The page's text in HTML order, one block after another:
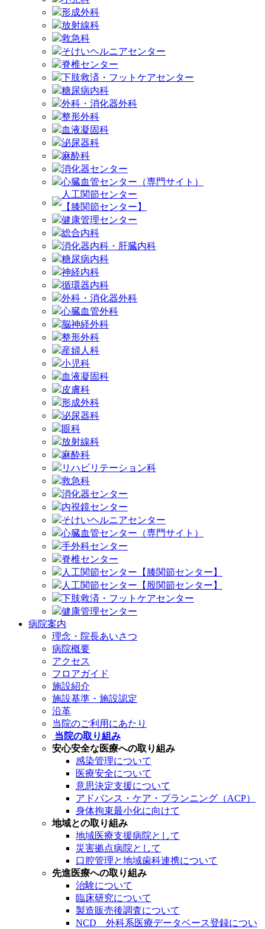
形成外科
放射線科
救急科
そけいヘルニアセンター
脊椎センター
下肢救済・フットケアセンター
糖尿病内科
外科・消化器外科
整形外科
血液凝固科
泌尿器科
麻酔科
消化器センター
心臓血管センター（専門サイト）
人工関節センター
【膝関節センター】
健康管理センター
総合内科
消化器内科・肝臓内科
糖尿病内科
神経内科
循環器内科
外科・消化器外科
心臓血管外科
脳神経外科
整形外科
産婦人科
小児科
血液凝固科
皮膚科
形成外科
泌尿器科
眼科
放射線科
麻酔科
リハビリテーション科
救急科
消化器センター
内視鏡センター
そけいヘルニアセンター
心臓血管センター（専門サイト）
手外科センター
脊椎センター
人工関節センター【膝関節センター】
人工関節センター【股関節センター】
下肢救済・フットケアセンター
健康管理センター
病院案内
理念・院長あいさつ
病院概要
アクセス
フロアガイド
施設紹介
施設基準・施設認定
沿革
当院のご利用にあたり
当院の取り組み
安心安全な医療への取り組み
感染管理について
医療安全について
意思決定支援について
アドバンス・ケア・プランニング（ACP）
身体拘束最小化に向けて
地域との取り組み
地域医療支援病院として
災害拠点病院として
口腔管理と地域歯科連携について
先進医療への取り組み
治験について
臨床研究について
製造販売後調査について
NCD 外科系医療データベース登録につい